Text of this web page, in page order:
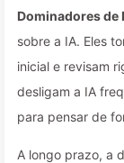
Dominadores de
sobre a IA. Eles
inicial e revisam
desligam a IA
para pensar de
A longo prazo, a